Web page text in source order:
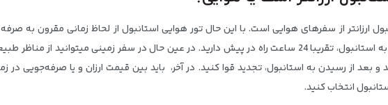
ارزانتر از سفرهای هوایی است. با این حال تور هوایی استانبول از لحاظ زمانی مقرون به
است. در سفر زمینی به استانبول، تقریبا 24 ساعت راه در پیش دارید. در عین حال در سفر زمینی میتوانید از مناظر
بعد از رسیدن به استانبول، تجدید قوا کنید. در آخر، باید بین قیمت ارزان و یا صرفه‌جویی در
انتخاب کنید.